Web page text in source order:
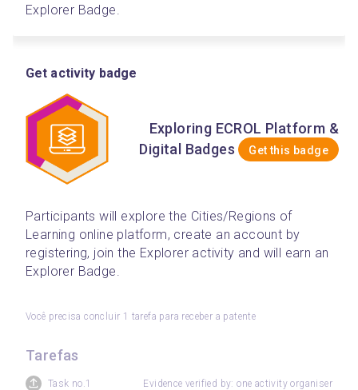
Explorer Badge.
Get activity badge
Exploring ECROL Platform &
Digital Badges
Get this badge
Participants will explore the Cities/Regions of
Learning online platform, create an account by
registering, join the Explorer activity and will earn an
Explorer Badge.
Você precisa concluir 1 tarefa para receber a patente
Tarefas
Task no.1 Evidence verified by: one activity organiser